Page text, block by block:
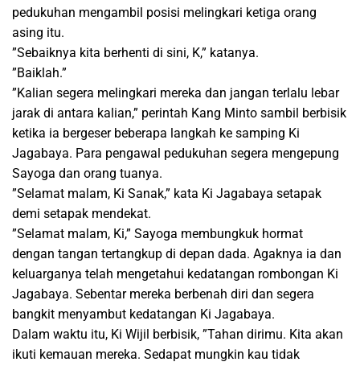
pedukuhan mengambil posisi melingkari ketiga orang
asing itu.
”Sebaiknya kita berhenti di sini, K,” katanya.
”Baiklah.”
”Kalian segera melingkari mereka dan jangan terlalu lebar
jarak di antara kalian,” perintah Kang Minto sambil berbisik
ketika ia bergeser beberapa langkah ke samping Ki
Jagabaya. Para pengawal pedukuhan segera mengepung
Sayoga dan orang tuanya.
”Selamat malam, Ki Sanak,” kata Ki Jagabaya setapak
demi setapak mendekat.
”Selamat malam, Ki,” Sayoga membungkuk hormat
dengan tangan tertangkup di depan dada. Agaknya ia dan
keluarganya telah mengetahui kedatangan rombongan Ki
Jagabaya. Sebentar mereka berbenah diri dan segera
bangkit menyambut kedatangan Ki Jagabaya.
Dalam waktu itu, Ki Wijil berbisik, ”Tahan dirimu. Kita akan
ikuti kemauan mereka. Sedapat mungkin kau tidak